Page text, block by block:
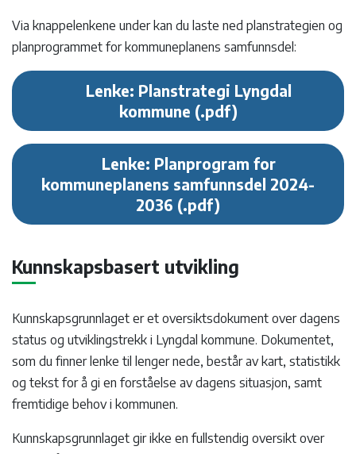
Via knappelenkene under kan du laste ned planstrategien og
planprogrammet for kommuneplanens samfunnsdel:
Lenke: Planstrategi Lyngdal
kommune
Lenke: Planprogram for
kommuneplanens samfunnsdel 2024-
2036
Kunnskapsbasert utvikling
Kunnskapsgrunnlaget er et oversiktsdokument over dagens
status og utviklingstrekk i Lyngdal kommune. Dokumentet,
som du finner lenke til lenger nede, består av kart, statistikk
og tekst for å gi en forståelse av dagens situasjon, samt
fremtidige behov i kommunen.
Kunnskapsgrunnlaget gir ikke en fullstendig oversikt over